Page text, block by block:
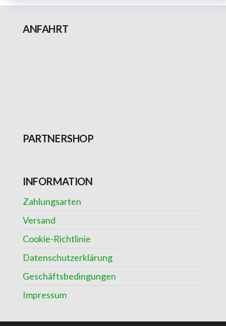
ANFAHRT
PARTNERSHOP
INFORMATION
Zahlungsarten
Versand
Cookie-Richtlinie
Datenschutzerklärung
Geschäftsbedingungen
Impressum